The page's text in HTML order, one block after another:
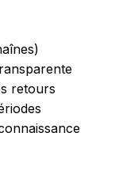
retours